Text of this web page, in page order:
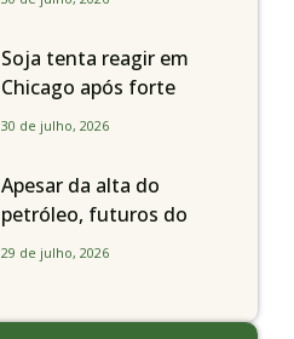
Paulo
Soja tenta reagir em
Chicago após forte
liquidação; portos
de R$ 150/sc
30 de julho, 2026
Apesar da alta do
petróleo, futuros do
milho recuam em
29 de julho, 2026